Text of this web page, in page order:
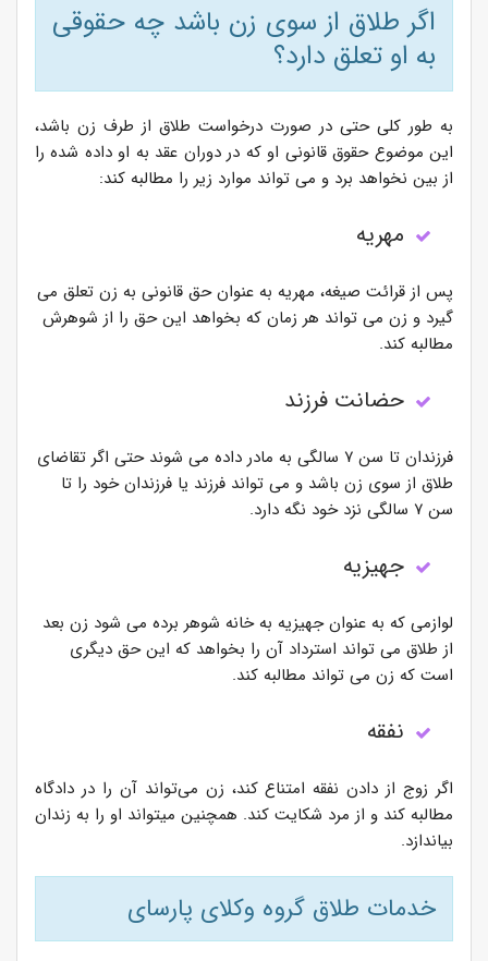
اگر طلاق از سوی زن باشد چه حقوقی
به او تعلق دارد؟
به طور کلی حتی در صورت درخواست طلاق از طرف زن باشد،
این موضوع حقوق قانونی او که در دوران عقد به او داده شده را
از بین نخواهد برد و می تواند موارد زیر را مطالبه کند:
مهریه
پس از قرائت صیغه، مهریه به عنوان حق قانونی به زن تعلق می
گیرد و زن می تواند هر زمان که بخواهد این حق را از شوهرش
مطالبه کند.
حضانت فرزند
فرزندان تا سن ۷ سالگی به مادر داده می شوند حتی اگر تقاضای
طلاق از سوی زن باشد و می تواند فرزند یا فرزندان خود را تا
سن ۷ سالگی نزد خود نگه دارد.
جهیزیه
لوازمی که به عنوان جهیزیه به خانه شوهر برده می شود زن بعد
از طلاق می تواند استرداد آن را بخواهد که این حق دیگری
است که زن می تواند مطالبه کند.
نفقه
اگر زوج از دادن نفقه امتناع کند، زن می‌تواند آن را در دادگاه
مطالبه کند و از مرد شکایت کند. همچنین میتواند او را به زندان
بیاندازد.
خدمات طلاق گروه وکلای پارسای